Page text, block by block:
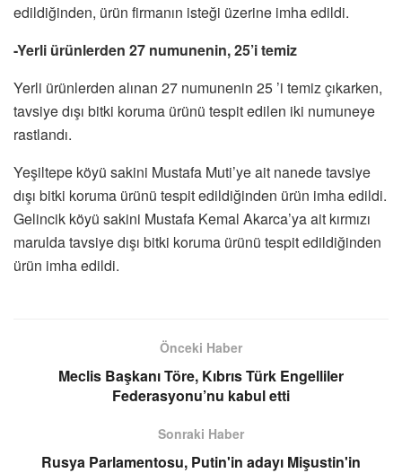
edildiğinden, ürün firmanın isteği üzerine imha edildi.
-Yerli ürünlerden 27 numunenin, 25’i temiz
Yerli ürünlerden alınan 27 numunenin 25 ’i temiz çıkarken,
tavsiye dışı bitki koruma ürünü tespit edilen iki numuneye
rastlandı.
Yeşiltepe köyü sakini Mustafa Muti’ye ait nanede tavsiye
dışı bitki koruma ürünü tespit edildiğinden ürün imha edildi.
Gelincik köyü sakini Mustafa Kemal Akarca’ya ait kırmızı
marulda tavsiye dışı bitki koruma ürünü tespit edildiğinden
ürün imha edildi.
Önceki Haber
Meclis Başkanı Töre, Kıbrıs Türk Engelliler
Federasyonu’nu kabul etti
Sonraki Haber
Rusya Parlamentosu, Putin'in adayı Mişustin'in